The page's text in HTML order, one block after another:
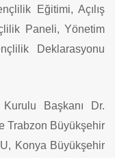
Eğitimi, Açılış
Paneli, Yönetim
Deklarasyonu
Başkanı Dr.
Trabzon Büyükşehir
Konya Büyükşehir